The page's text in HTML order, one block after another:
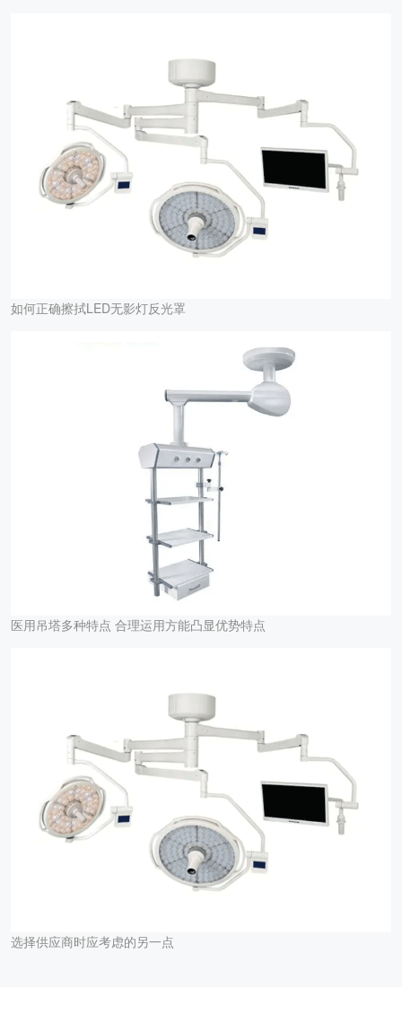
如何正确擦拭LED无影灯反光罩
医用吊塔多种特点 合理运用方能凸显优势特点
选择供应商时应考虑的另一点